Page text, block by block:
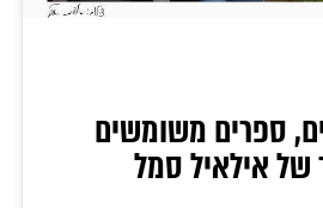
ספרים משומשים
של אילאיל סמל